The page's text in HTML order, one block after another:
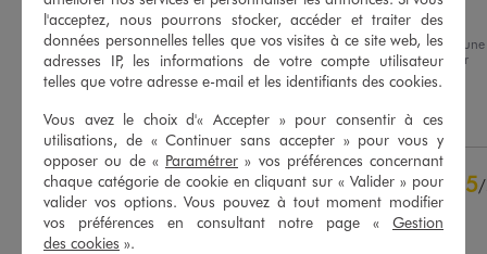
Basé sur 11
avis soumis à un
contrôle
5étoiles
9
4étoiles
2
3étoiles
0
2étoiles
0
1étoile
Parfait
Avis du04/04/2026 , suite à une
expérience du
22/03/2026
par
Evelyne G.
Signaler
5/
Avis vérifié et récompensé
l'acceptez, nous pourrons stocker, accéder et traiter des
données personnelles telles que vos visites à ce site web, les
adresses IP, les informations de votre compte utilisateur
telles que votre adresse e-mail et les identifiants des cookies.
Vous avez le choix d'« Accepter » pour consentir à ces
utilisations, de « Continuer sans accepter » pour vous y
opposer ou de « Paramétrer » vos préférences concernant
chaque catégorie de cookie en cliquant sur « Valider » pour
valider vos options. Vous pouvez à tout moment modifier
vos préférences en consultant notre page « Gestion
des cookies ».